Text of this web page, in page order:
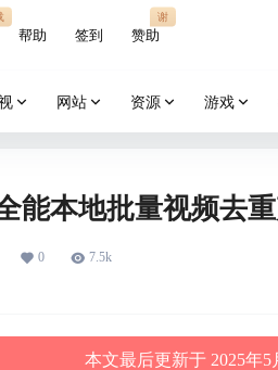
帮助 签到 赞助
谢
网站 资源 游戏
能本地批量视频去
0 7.5k
本文最后更新于 2025年5